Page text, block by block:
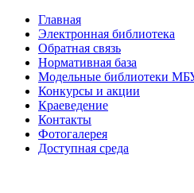
Главная
Электронная библиотека
Обратная связь
Нормативная база
Модельные библиотеки
Конкурсы и акции
Краеведение
Контакты
Фотогалерея
Доступная среда